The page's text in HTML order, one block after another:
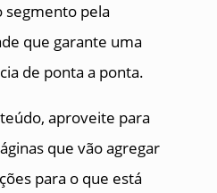
pela
que garante uma
de ponta a ponta.
aproveite para
que vão agregar
para o que está